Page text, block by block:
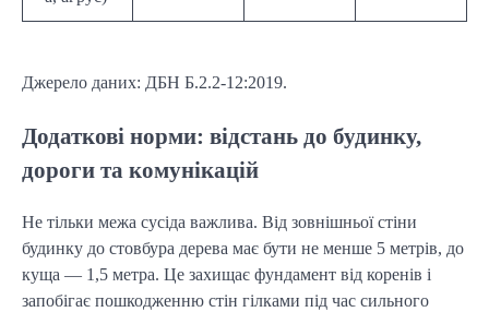
Джерело даних: ДБН Б.2.2-12:2019.
Додаткові норми: відстань до будинку,
дороги та комунікацій
Не тільки межа сусіда важлива. Від зовнішньої стіни
будинку до стовбура дерева має бути не менше 5 метрів, до
куща — 1,5 метра. Це захищає фундамент від коренів і
запобігає пошкодженню стін гілками під час сильного